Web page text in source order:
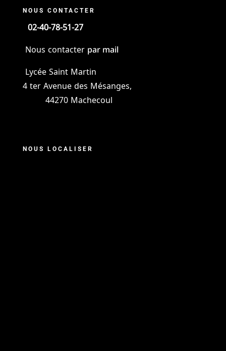
NOUS CONTACTER
02-40-78-51-27
Nous contacter par mail
Lycée Saint Martin
4 ter Avenue des Mésanges,
44270 Machecoul
NOUS LOCALISER